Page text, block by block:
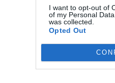
I want to opt-out of
of my Personal
was collected.
Opted Out
Dingo
Raktažodžiai vagystė